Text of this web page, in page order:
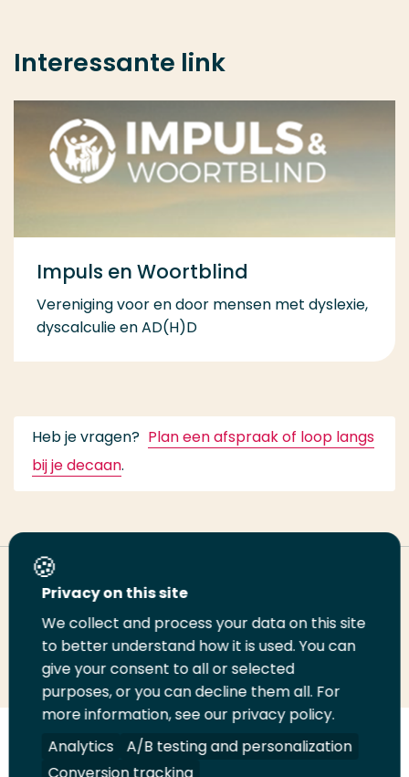
Interessante link
Impuls en Woortblind
Vereniging voor en door mensen met dyslexie,
dyscalculie en AD(H)D
Heb je vragen? Plan een afspraak of loop langs
bij je decaan.
Deel deze pagina
Deel
LinkedIn
Deel
op
Twitter
Deel
op
Facebook
Email
deze
pagina
Print
deze
pagina
Volg
ons
Volg
ons
Volg
ons
Volg
ons
Privacy on this site
We collect and process your data on this site
to better understand how it is used. You can
give your consent to all or selected
purposes, or you can decline them all. For
more information, see our privacy policy.
Analytics
A/B testing and personalization